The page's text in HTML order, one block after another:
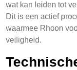
wat kan leiden tot
Dit is een actief
waarmee Rhoon
veiligheid.